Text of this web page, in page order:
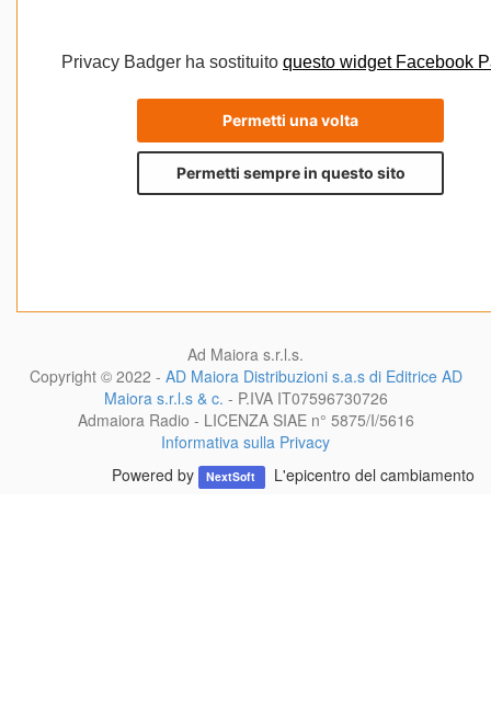
Ad Maiora s.r.l.s.
Copyright © 2022 - AD Maiora Distribuzioni s.a.s di Editrice AD
Maiora s.r.l.s & c. - P.IVA IT07596730726
Admaiora Radio - LICENZA SIAE n° 5875/I/5616
Informativa sulla Privacy
Powered by NextSoft L'epicentro del cambiamento